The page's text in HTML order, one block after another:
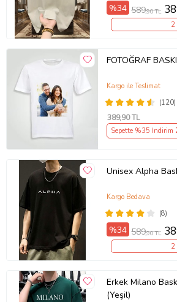
%34 589,90 TL
2
FOTOĞRAF
(120)
Kargo ile Teslimat
389,90 TL
Sepette %35 İndirim
Unisex Alpha
(8)
Kargo Bedava
%34 589,90 TL
2
Erkek Milano
(Yeşil)